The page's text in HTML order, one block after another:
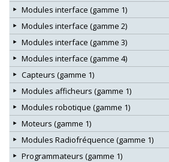
Modules interface (gamme 1)
Modules interface (gamme 2)
Modules interface (gamme 3)
Modules interface (gamme 4)
Capteurs (gamme 1)
Modules afficheurs (gamme 1)
Modules robotique (gamme 1)
Moteurs (gamme 1)
Modules Radiofréquence (gamme 1)
Programmateurs (gamme 1)